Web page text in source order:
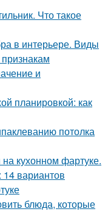
Что такое
в интерьере. Виды
и
планировкой: как
потолка
кухонном фартуке.
14 вариантов
блюда, которые